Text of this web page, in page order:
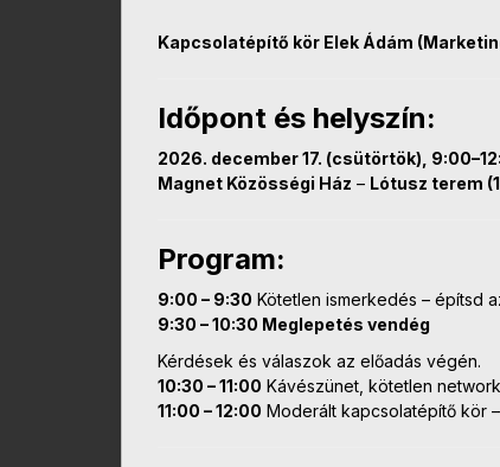
Kapcsolatépítő kör Elek Ádám
Időpont és helyszín:
2026. december 17. (csütörtök),
Magnet Közösségi Ház – Lótusz terem
Program:
9:00 – 9:30 Kötetlen ismerkedés – építsd
9:30 – 10:30 Meglepetés vendég
Kérdések és válaszok az előadás végén.
10:30 – 11:00 Kávészünet, kötetlen
11:00 – 12:00 Moderált kapcsolatépítő kör